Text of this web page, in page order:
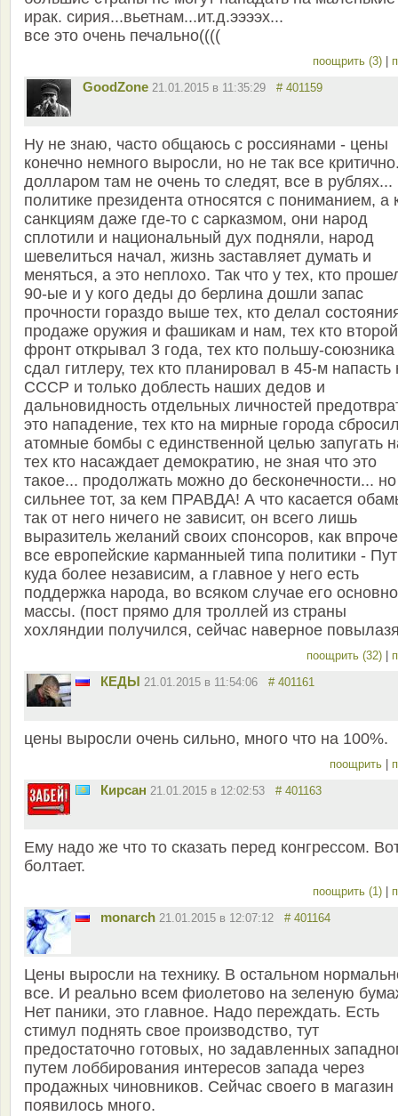
ирак. сирия...вьетнам...ит.д.ээээх...
все это очень печально((((
поощрить (3)
GoodZone 21.01.2015 в 11:35:29 # 401159
Ну не знаю, часто общаюсь с россиянами - цены
конечно немного выросли, но не так все
долларом там не очень то следят, все в рублях...
политике президента относятся с пониманием, а
санкциям даже где-то с сарказмом, они народ
сплотили и национальный дух подняли, народ
шевелиться начал, жизнь заставляет думать и
меняться, а это неплохо. Так что у тех, кто
90-ые и у кого деды до берлина дошли запас
прочности гораздо выше тех, кто делал
продаже оружия и фашикам и нам, тех кто второй
фронт открывал 3 года, тех кто польшу-союзника
сдал гитлеру, тех кто планировал в 45-м напасть
СССР и только доблесть наших дедов и
дальновидность отдельных личностей
это нападение, тех кто на мирные города
атомные бомбы с единственной целью запугать
тех кто насаждает демократию, не зная что это
такое... продолжать можно до бесконечности... но
сильнее тот, за кем ПРАВДА! А что касается
так от него ничего не зависит, он всего лишь
выразитель желаний своих спонсоров, как
все европейские карманныей типа политики -
куда более независим, а главное у него есть
поддержка народа, во всяком случае его
массы. (пост прямо для троллей из страны
хохляндии получился, сейчас наверное
поощрить (32)
КЕДЫ 21.01.2015 в 11:54:06 # 401161
цены выросли очень сильно, много что на 100%.
поощрить
Кирсан 21.01.2015 в 12:02:53 # 401163
Ему надо же что то сказать перед конгрессом.
болтает.
поощрить (1)
monarch 21.01.2015 в 12:07:12 # 401164
Цены выросли на технику. В остальном
все. И реально всем фиолетово на зеленую
Нет паники, это главное. Надо переждать. Есть
стимул поднять свое производство, тут
предостаточно готовых, но задавленных
путем лоббирования интересов запада через
продажных чиновников. Сейчас своего в магазин
появилось много.